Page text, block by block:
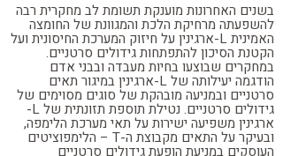
בשנים האחרונות מוענקת תשומת לב מחקרית רבה
להשפעתה מרחיקת הלכת והמגוונת של החומצה
האמינית L-ארגינין על חיזוק המערכת החיסונית ועל
הקטנת הסיכון להתפתחות גידולים סרטניים.
במחקרים שבוצעו בחיות מעבדה ובבני אדם
הודגמה יעילותה של L-ארגינין במיגור תאים
סרטניים ובמניעה מובהקת של סוגים מסוימים של
גידולים סרטניים. נטילת תוספת תזונתית של L-
ארגינין משפיעה ישירות על תאי מערכת הלימפה,
ובעיקר על התאים מקבוצת ה-T – הלימפוציטים
העוסקים במניעת הופעת גידולים סרטניים